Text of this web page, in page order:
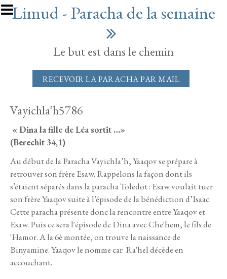
Aller au contenu principal
Limud - Paracha de la semaine
Le but est dans le chemin
RECEVOIR LA PARACHA PAR MAIL
Vayichla’h5786
« Dina la fille de Léa sortit …»
(Berechit 34,1)
Au début de la Paracha Vayichla’h, Yaaqov se prépare à
retrouver son frère Esaw. Rappelons la façon dont ils
s’étaient séparés dans la paracha Toledot : Esaw voulait tuer
son frère Yaaqov suite à l’épisode de la bénédiction d’Isaac.
Cette paracha présente donc la rencontre entre Yaaqov et
Esaw. Puis ce sera l'épisode de Dina avec Che'hem, le fils de
'Hamor. A la 6è montée, on trouve la naissance de
Binyamine. Yaaqov le nomme car Ra'hel décède en
accouchant.